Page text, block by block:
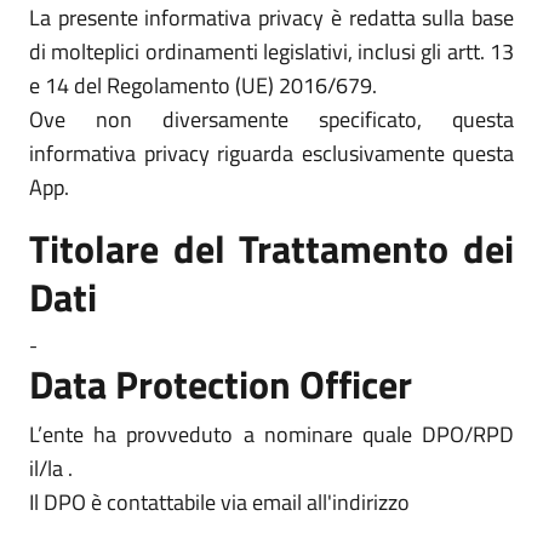
La presente informativa privacy è redatta sulla base
di molteplici ordinamenti legislativi, inclusi gli artt. 13
e 14 del Regolamento (UE) 2016/679.
Ove non diversamente specificato, questa
informativa privacy riguarda esclusivamente questa
App.
Titolare del Trattamento dei
Dati
-
Data Protection Officer
L’ente ha provveduto a nominare quale DPO/RPD
il/la .
Il DPO è contattabile via email all'indirizzo